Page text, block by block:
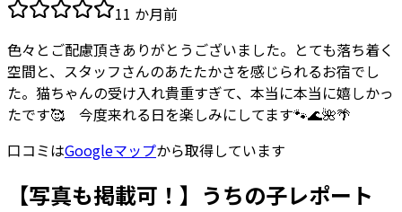
11 か月前
色々とご配慮頂きありがとうございました。とても落ち着く
空間と、スタッフさんのあたたかさを感じられるお宿でし
た。猫ちゃんの受け入れ貴重すぎて、本当に本当に嬉しかっ
たです🥰 今度来れる日を楽しみにしてます🐾🌊🌺🌴
口コミはGoogleマップから取得しています
【写真も掲載可！】うちの子レポート